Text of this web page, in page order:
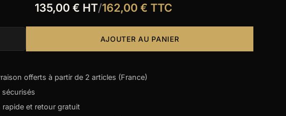
135,00 € HT/162,00 € TTC
AJOUTER AU PANIER
offerts à partir de 2 articles (France)
sécurisés
rapide et retour gratuit